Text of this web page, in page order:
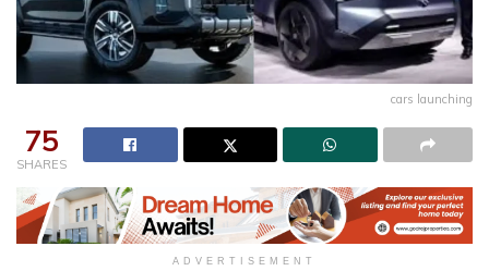
cars launching
75
SHARES
ADVERTISEMENT